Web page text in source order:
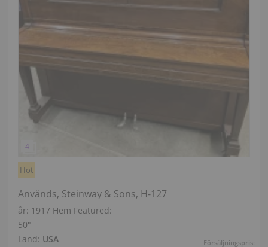
Försäljningspris:
Hot
Används, Steinway & Sons, H-127
år: 1917 Hem Featured:
50″
Land: USA